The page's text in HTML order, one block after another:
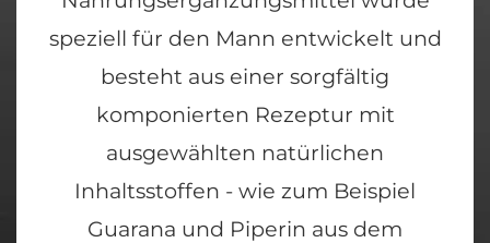
speziell für den Mann entwickelt und
besteht aus einer sorgfältig
komponierten Rezeptur mit
ausgewählten natürlichen
Inhaltsstoffen - wie zum Beispiel
Guarana und Piperin aus dem